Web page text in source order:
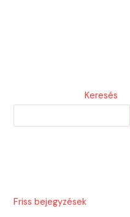
Keresés
Friss bejegyzések